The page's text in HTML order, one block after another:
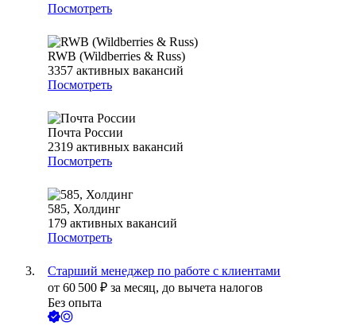
Посмотреть
RWB (Wildberries & Russ)
3357 активных вакансий
Посмотреть
Почта России
2319 активных вакансий
Посмотреть
585, Холдинг
179 активных вакансий
Посмотреть
Старший менеджер по работе с клиентами
от 60 500 ₽ за месяц, до вычета налогов
Без опыта